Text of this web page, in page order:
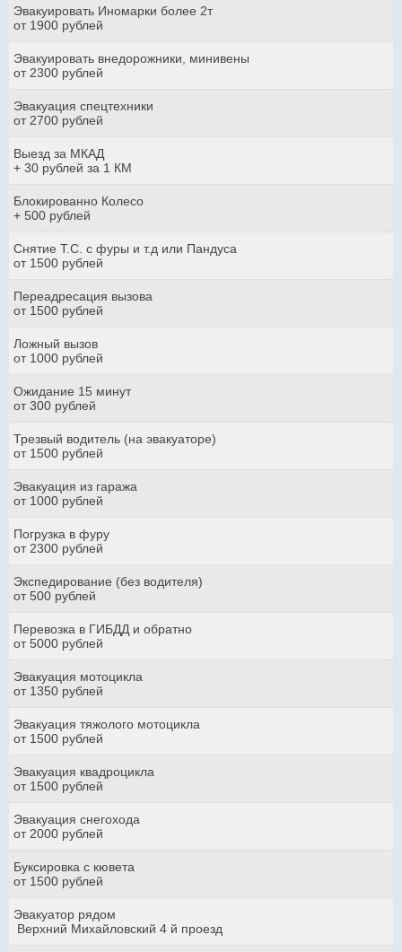
Эвакуировать Иномарки более 2т
от 1900 рублей
Эвакуировать внедорожники, минивены
от 2300 рублей
Эвакуация спецтехники
от 2700 рублей
Выезд за МКАД
+ 30 рублей за 1 КМ
Блокированно Колесо
+ 500 рублей
Снятие Т.С. с фуры и т.д или Пандуса
от 1500 рублей
Переадресация вызова
от 1500 рублей
Ложный вызов
от 1000 рублей
Ожидание 15 минут
от 300 рублей
Трезвый водитель (на эвакуаторе)
от 1500 рублей
Эвакуация из гаража
от 1000 рублей
Погрузка в фуру
от 2300 рублей
Экспедирование (без водителя)
от 500 рублей
Перевозка в ГИБДД и обратно
от 5000 рублей
Эвакуация мотоцикла
от 1350 рублей
Эвакуация тяжолого мотоцикла
от 1500 рублей
Эвакуация квадроцикла
от 1500 рублей
Эвакуация снегохода
от 2000 рублей
Буксировка с кювета
от 1500 рублей
Эвакуатор рядом
Верхний Михайловский 4 й проезд